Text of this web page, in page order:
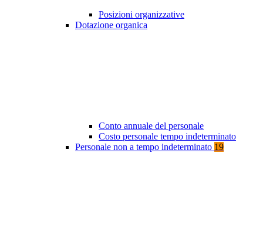
Posizioni organizzative
Dotazione organica
Conto annuale del personale
Costo personale tempo indeterminato
Personale non a tempo indeterminato 19